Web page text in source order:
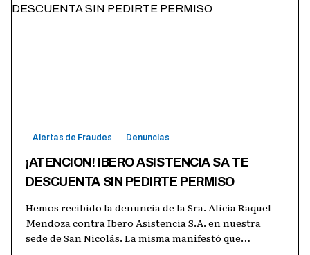
Alertas de Fraudes Denuncias
¡ATENCION! IBERO ASISTENCIA SA TE
DESCUENTA SIN PEDIRTE PERMISO
Hemos recibido la denuncia de la Sra. Alicia Raquel
Mendoza contra Ibero Asistencia S.A. en nuestra
sede de San Nicolás. La misma manifestó que